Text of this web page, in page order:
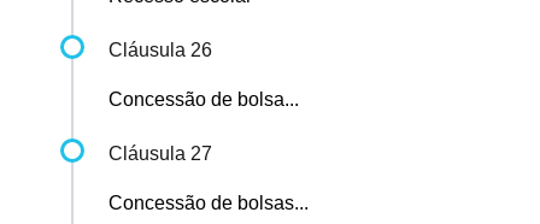
Cláusula 26
Concessão de bolsa...
Cláusula 27
Concessão de bolsas...